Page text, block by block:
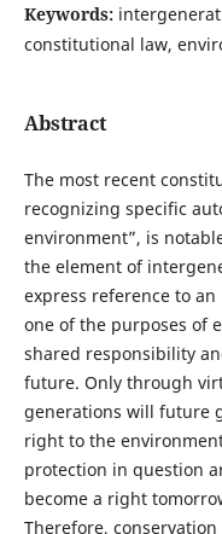
Keywords:
constitutional law,
Abstract
The most recent
recognizing specific
environment”, is
the element of
express reference to
one of the purposes of
shared responsibility
future. Only through
generations will future
right to the
protection in question
become a right
Therefore,